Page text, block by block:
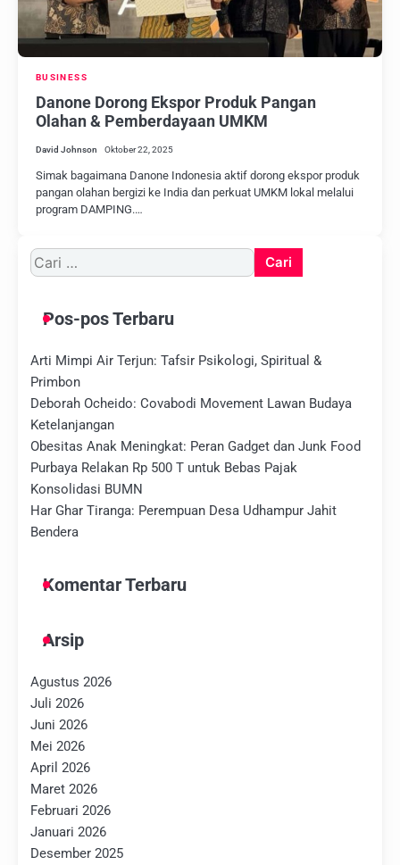
BUSINESS
Danone Dorong Ekspor Produk Pangan
Olahan & Pemberdayaan UMKM
David Johnson Oktober 22, 2025
Simak bagaimana Danone Indonesia aktif dorong ekspor produk
pangan olahan bergizi ke India dan perkuat UMKM lokal melalui
program DAMPING.…
Cari
untuk:
Pos-pos Terbaru
Arti Mimpi Air Terjun: Tafsir Psikologi, Spiritual &
Primbon
Deborah Ocheido: Covabodi Movement Lawan Budaya
Ketelanjangan
Obesitas Anak Meningkat: Peran Gadget dan Junk Food
Purbaya Relakan Rp 500 T untuk Bebas Pajak
Konsolidasi BUMN
Har Ghar Tiranga: Perempuan Desa Udhampur Jahit
Bendera
Komentar Terbaru
Arsip
Agustus 2026
Juli 2026
Juni 2026
Mei 2026
April 2026
Maret 2026
Februari 2026
Januari 2026
Desember 2025